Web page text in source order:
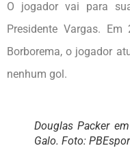
O jogador vai para
Presidente Vargas.
Borborema, o jogador
nenhum gol.
Douglas Packer
Galo. Foto: